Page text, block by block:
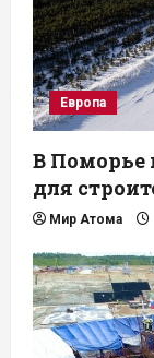
Европа
В Поморье
для
Мир Атома